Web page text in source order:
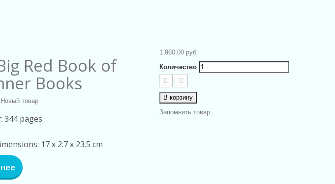
Red Book of
Books
Новый товар
344 pages
17 x 2.7 x 23.5 cm
1 960,00 руб
Количество
В корзину
Запомнить товар